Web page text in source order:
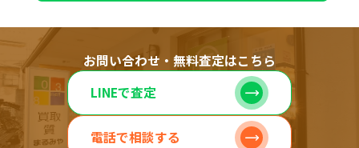
お問い合わせ・無料査定はこちら
LINEで査定
電話で相談する